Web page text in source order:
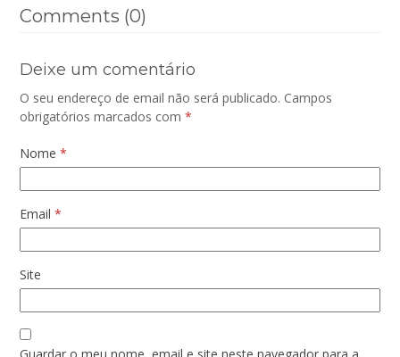
Comments (0)
Deixe um comentário
O seu endereço de email não será publicado. Campos
obrigatórios marcados com*
Nome*
Email*
Site